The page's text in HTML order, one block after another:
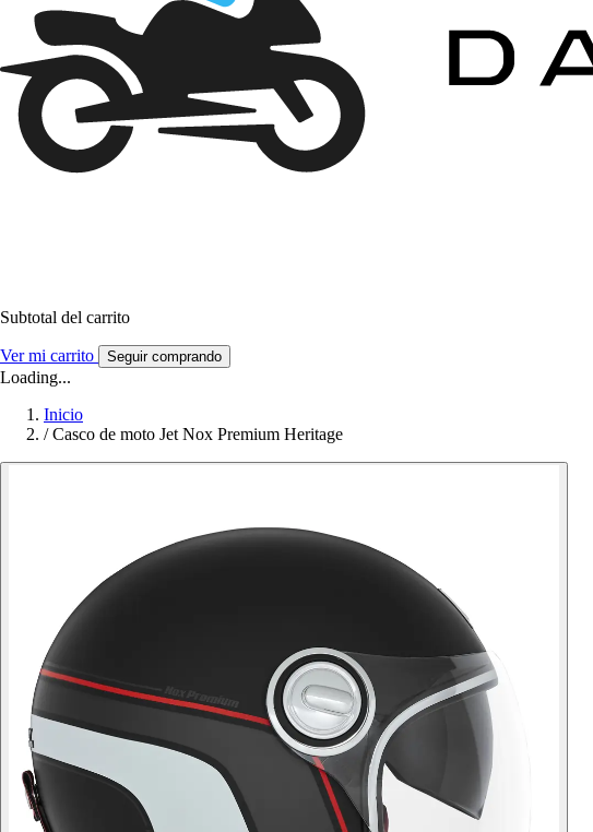
Subtotal del carrito
Ver mi carrito Seguir comprando
Loading...
Inicio
/ Casco de moto Jet Nox Premium Heritage